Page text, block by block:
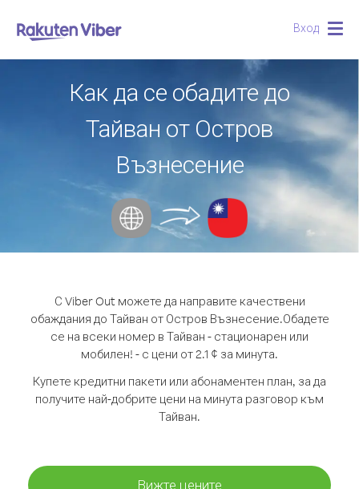
Вход
Как да се обадите до
Тайван от Остров
Възнесение
С Viber Out можете да направите качествени
обаждания до Тайван от Остров Възнесение.Обадете
се на всеки номер в Тайван - стационарен или
мобилен! - с цени от 2.1 ¢ за минута.
Купете кредитни пакети или абонаментен план, за да
получите най-добрите цени на минута разговор към
Тайван.
Вижте цените